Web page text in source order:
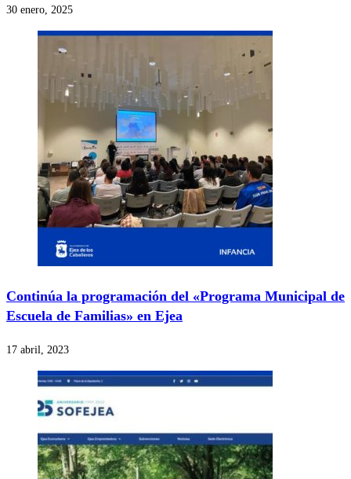
30 enero, 2025
Continúa la programación del «Programa Municipal de
Escuela de Familias» en Ejea
17 abril, 2023